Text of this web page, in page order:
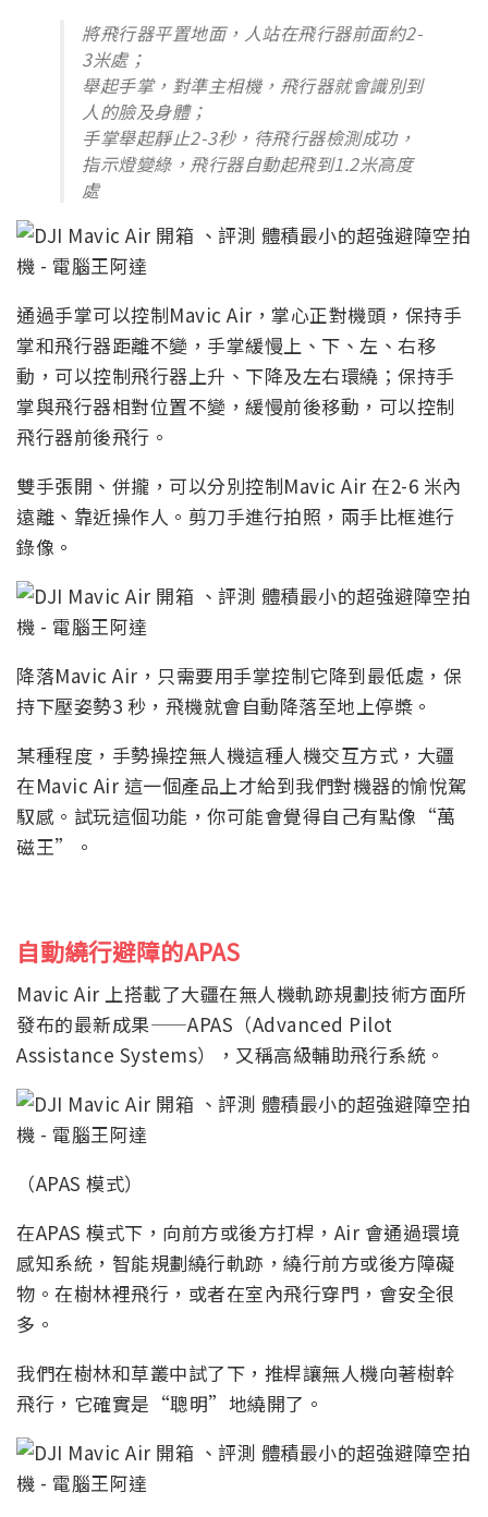
將飛行器平置地面，人站在飛行器前面約2-
3米處；
舉起手掌，對準主相機，飛行器就會識別到
人的臉及身體；
手掌舉起靜止2-3秒，待飛行器檢測成功，
指示燈變綠，飛行器自動起飛到1.2米高度
處
通過手掌可以控制Mavic Air，掌心正對機頭，保持手
掌和飛行器距離不變，手掌緩慢上、下、左、右移
動，可以控制飛行器上升、下降及左右環繞；保持手
掌與飛行器相對位置不變，緩慢前後移動，可以控制
飛行器前後飛行。
雙手張開、併攏，可以分別控制Mavic Air 在2-6 米內
遠離、靠近操作人。剪刀手進行拍照，兩手比框進行
錄像。
降落Mavic Air，只需要用手掌控制它降到最低處，保
持下壓姿勢3 秒，飛機就會自動降落至地上停槳。
某種程度，手勢操控無人機這種人機交互方式，大疆
在Mavic Air 這一個產品上才給到我們對機器的愉悅駕
馭感。試玩這個功能，你可能會覺得自己有點像“萬
磁王”。
自動繞行避障的APAS
Mavic Air 上搭載了大疆在無人機軌跡規劃技術方面所
發布的最新成果——APAS（Advanced Pilot
Assistance Systems），又稱高級輔助飛行系統。
（APAS 模式）
在APAS 模式下，向前方或後方打桿，Air 會通過環境
感知系統，智能規劃繞行軌跡，繞行前方或後方障礙
物。在樹林裡飛行，或者在室內飛行穿門，會安全很
多。
我們在樹林和草叢中試了下，推桿讓無人機向著樹幹
飛行，它確實是“聰明”地繞開了。